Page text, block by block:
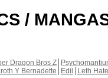
/
Dragon Bros Z
Y Bernadette Edil
Leth Hate